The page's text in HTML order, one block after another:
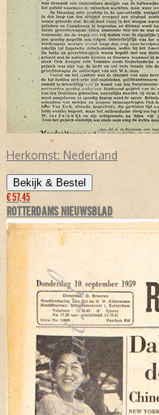
Herkomst: Nederland
Bekijk & Bestel
€ 57,45
ROTTERDAMS NIEUWSBLAD